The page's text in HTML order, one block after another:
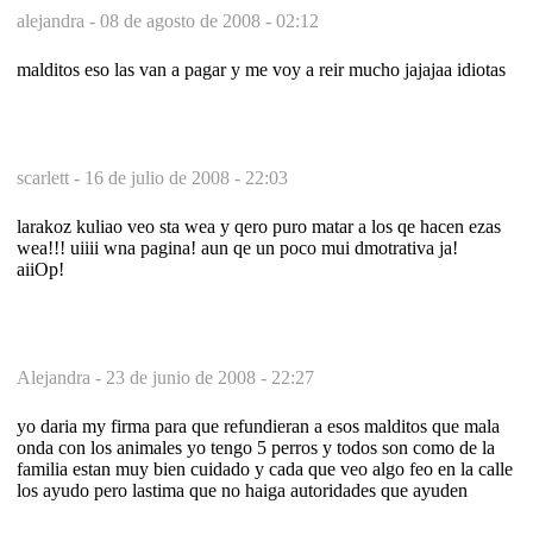
alejandra - 08 de agosto de 2008 - 02:12
malditos eso las van a pagar y me voy a reir mucho jajajaa idiotas
scarlett - 16 de julio de 2008 - 22:03
larakoz kuliao veo sta wea y qero puro matar a los qe hacen ezas
wea!!! uiiii wna pagina! aun qe un poco mui dmotrativa ja!
aiiOp!
Alejandra - 23 de junio de 2008 - 22:27
yo daria my firma para que refundieran a esos malditos que mala
onda con los animales yo tengo 5 perros y todos son como de la
familia estan muy bien cuidado y cada que veo algo feo en la calle
los ayudo pero lastima que no haiga autoridades que ayuden